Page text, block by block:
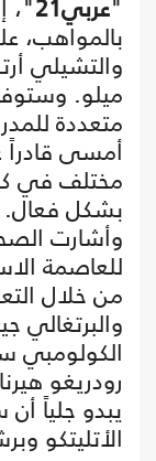
"عربي21 "،
بالمواهب،
والتشيلي
ميلو.
متعددة
أمسى
مختلف في
بشكل فعال.
وأشارت
للعاصمة
من خلال
والبرتغالي
الكولومبي
رودريغو
يبدو جلياً
الأتليتكو